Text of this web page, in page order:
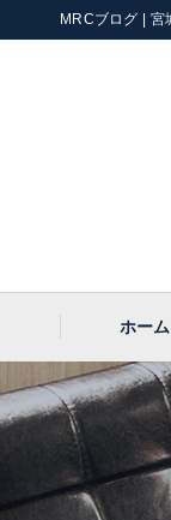
MRCブログ |
ホーム